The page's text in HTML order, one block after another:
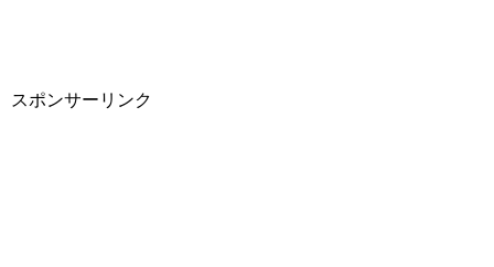
スポンサーリンク